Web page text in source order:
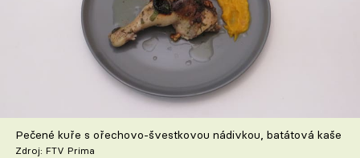
TV Program
Škola vaření
Recepty z TV
Speciál: Cuketa
Pečené kuře s ořechovo-švestkovou nádivkou, batátová kaše
Zdroj: FTV Prima